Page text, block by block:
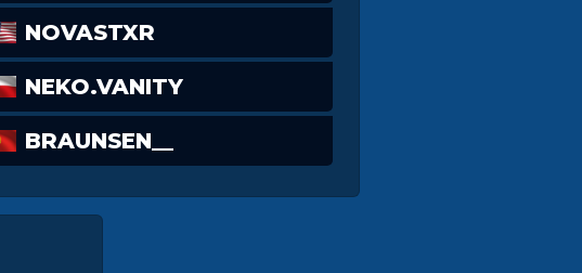
NOVASTXR
NEKO.VANITY
BRAUNSEN__